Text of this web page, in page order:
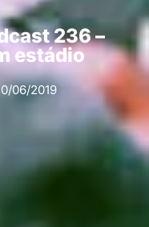
236 –
estádio
06/2019